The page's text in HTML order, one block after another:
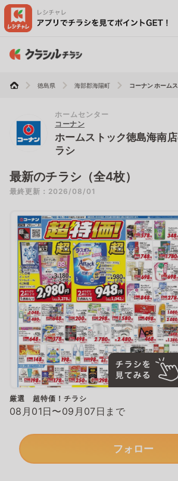
徳島県 海部郡海陽町 コーナン ホーム
ホームセンター
コーナン
ホームストック徳島海南
ラシ
最新のチラシ（全4枚）
最終更新：2026/08/01
厳選 超特価！チラシ
08月01日〜09月07日まで
フォロー